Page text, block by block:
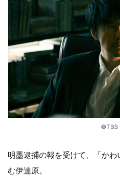
©TBS
明墨逮捕の報を受けて、「か
む伊達原。